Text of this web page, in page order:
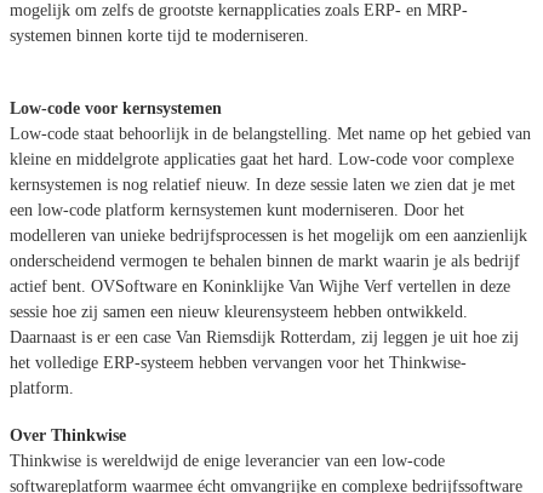
mogelijk om zelfs de grootste kernapplicaties zoals ERP- en MRP-
systemen binnen korte tijd te moderniseren.
Low-code voor kernsystemen
Low-code staat behoorlijk in de belangstelling. Met name op het gebied van
kleine en middelgrote applicaties gaat het hard. Low-code voor complexe
kernsystemen is nog relatief nieuw. In deze sessie laten we zien dat je met
een low-code platform kernsystemen kunt moderniseren. Door het
modelleren van unieke bedrijfsprocessen is het mogelijk om een aanzienlijk
onderscheidend vermogen te behalen binnen de markt waarin je als bedrijf
actief bent. OVSoftware en Koninklijke Van Wijhe Verf vertellen in deze
sessie hoe zij samen een nieuw kleurensysteem hebben ontwikkeld.
Daarnaast is er een case Van Riemsdijk Rotterdam, zij leggen je uit hoe zij
het volledige ERP-systeem hebben vervangen voor het Thinkwise-
platform.
Over Thinkwise
Thinkwise is wereldwijd de enige leverancier van een low-code
softwareplatform waarmee écht omvangrijke en complexe bedrijfssoftware